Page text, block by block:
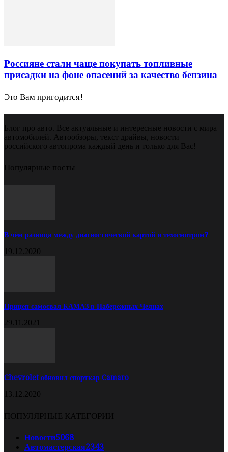
Россияне стали чаще покупать топливные
присадки на фоне опасений за качество бензина
Это Вам пригодится!
Блог про авто. Все актуальные и интересные новости с мира
автомобилей. Автообзоры, текст драйвы, новости
российского автопрома каждый день и только для Вас!
Популярные посты
В чём разница между диагностической картой и техосмотром?
19.12.2020
Прицеп самосвал КАМАЗ в Набережных Челнах
29.11.2021
Chevrolet обновил спорткар Camaro
13.12.2020
ПОПУЛЯРНЫЕ КАТЕГОРИИ
Новости5068
Автомастерская2343